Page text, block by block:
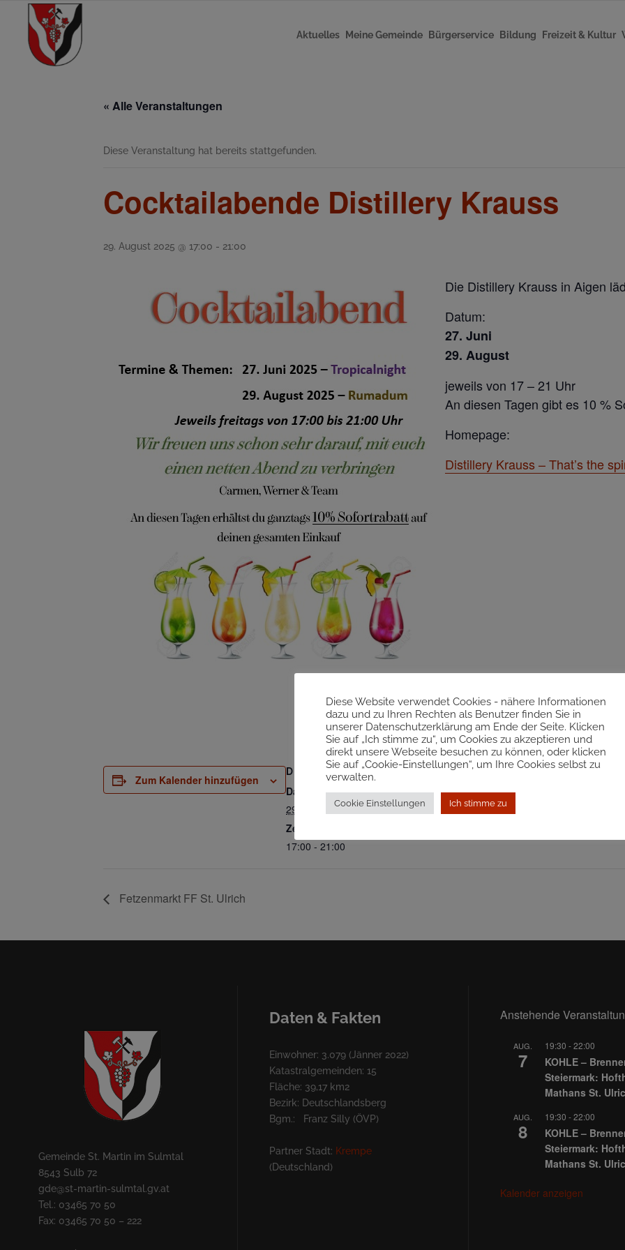
Aktuelles Meine Gemeinde Bürgerservice Bildung Freizeit & Kultur
« Alle Veranstaltungen
Diese Veranstaltung hat bereits stattgefunden.
Cocktailabende Distillery Krauss
29. August 2025 @ 17:00 - 21:00
Die Distillery Krauss in Aigen
Datum:
27. Juni
29. August
jeweils von 17 – 21 Uhr
An diesen Tagen gibt es 10 %
Homepage:
Distillery Krauss – That’s the
Zum Kalender hinzufügen
DETAILS
Datum:
29. August 2025
Zeit:
17:00 - 21:00
VERANSTALTUNGSORT
Distillery Krauss in Aigen
St. Martin im Sulmtal
Fetzenmarkt FF St. Ulrich
Gemeinde St. Martin im Sulmtal
8543 Sulb 72
gde@st-martin-sulmtal.gv.at
Tel.: 03465 70 50
Fax: 03465 70 50 – 222
Daten & Fakten
Einwohner: 3.079 (Jänner 2022)
Katastralgemeinden: 15
Fläche: 39,17 km2
Bezirk: Deutschlandsberg
Bgm.: Franz Silly (ÖVP)
Partner Stadt: Krempe
(Deutschland)
Anstehende
AUG.
7
19:30 -22:00
KOHLE –
Steiermark:
Mathans St.
AUG.
8
19:30 -22:00
KOHLE –
Steiermark:
Mathans St.
Kalender anzeigen
Diese Website verwendet Cookies - nähere Informationen
dazu und zu Ihren Rechten als Benutzer finden Sie in
unserer Datenschutzerklärung am Ende der Seite. Klicken
Sie auf „Ich stimme zu“, um Cookies zu akzeptieren und
direkt unsere Webseite besuchen zu können, oder klicken
Sie auf „Cookie-Einstellungen“, um Ihre Cookies selbst zu
verwalten.
Cookie Einstellungen Ich stimme zu